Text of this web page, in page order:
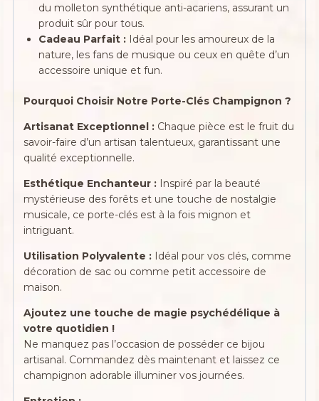
du molleton synthétique anti-acariens, assurant un
produit sûr pour tous.
Cadeau Parfait : Idéal pour les amoureux de la
nature, les fans de musique ou ceux en quête d’un
accessoire unique et fun.
Pourquoi Choisir Notre Porte-Clés Champignon ?
Artisanat Exceptionnel : Chaque pièce est le fruit du
savoir-faire d’un artisan talentueux, garantissant une
qualité exceptionnelle.
Esthétique Enchanteur : Inspiré par la beauté
mystérieuse des forêts et une touche de nostalgie
musicale, ce porte-clés est à la fois mignon et
intriguant.
Utilisation Polyvalente : Idéal pour vos clés, comme
décoration de sac ou comme petit accessoire de
maison.
Ajoutez une touche de magie psychédélique à
votre quotidien !
Ne manquez pas l’occasion de posséder ce bijou
artisanal. Commandez dès maintenant et laissez ce
champignon adorable illuminer vos journées.